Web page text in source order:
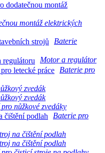
montáž elektrických
Baterie
Motor a regulátor
Baterie pro
zvedák
zvedák
nůžkové zvedáky
Baterie pro
na čištění podlah
na čištění podlah